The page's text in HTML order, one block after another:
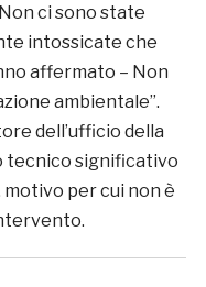
ci sono state
intossicate che
affermato – Non
ambientale”.
dell’ufficio della
tecnico significativo
per cui non è